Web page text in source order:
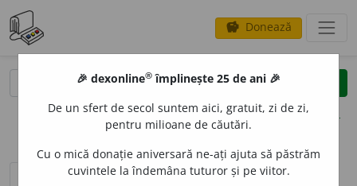
savings Donează
clear
opțiuni
definiții (1) pronunțievolume_up (50)
🎉 dexonline® împlinește 25 de ani 🎉
De un sfert de secol suntem aici, gratuit, zi de zi,
pentru milioane de căutări.
Cu o mică donație aniversară ne-ați ajuta să păstrăm
cuvintele la îndemâna tuturor și pe viitor.